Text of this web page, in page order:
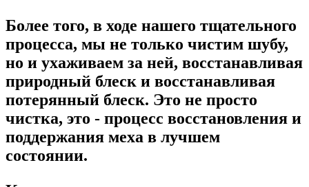
Более того, в ходе нашего тщательного
процесса, мы не только чистим шубу,
но и ухаживаем за ней, восстанавливая
природный блеск и восстанавливая
потерянный блеск. Это не просто
чистка, это - процесс восстановления и
поддержания меха в лучшем
состоянии.